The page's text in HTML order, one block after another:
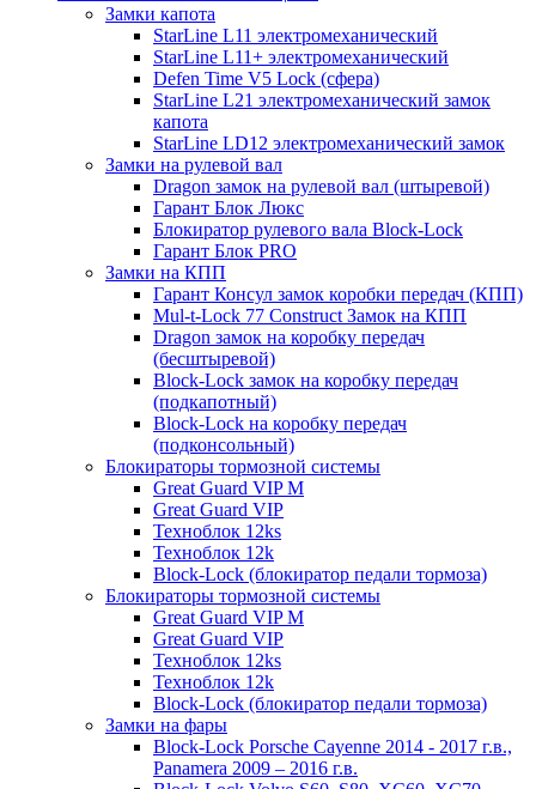
Замки капота
StarLine L11 электромеханический
StarLine L11+ электромеханический
Defen Time V5 Lock (сфера)
StarLine L21 электромеханический замок
капота
StarLine LD12 электромеханический замок
Замки на рулевой вал
Dragon замок на рулевой вал (штыревой)
Гарант Блок Люкс
Блокиратор рулевого вала Block-Lock
Гарант Блок PRO
Замки на КПП
Гарант Консул замок коробки передач (КПП)
Mul-t-Lock 77 Construct Замок на КПП
Dragon замок на коробку передач
(бесштыревой)
Block-Lock замок на коробку передач
(подкапотный)
Block-Lock на коробку передач
(подконсольный)
Блокираторы тормозной системы
Great Guard VIP M
Great Guard VIP
Техноблок 12ks
Техноблок 12k
Block-Lock (блокиратор педали тормоза)
Блокираторы тормозной системы
Great Guard VIP M
Great Guard VIP
Техноблок 12ks
Техноблок 12k
Block-Lock (блокиратор педали тормоза)
Замки на фары
Block-Lock Porsche Cayenne 2014 - 2017 г.в.,
Panamera 2009 – 2016 г.в.